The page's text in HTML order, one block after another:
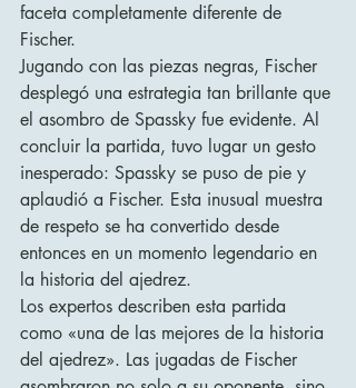
faceta completamente diferente de
Fischer.
Jugando con las piezas negras, Fischer
desplegó una estrategia tan brillante que
el asombro de Spassky fue evidente. Al
concluir la partida, tuvo lugar un gesto
inesperado: Spassky se puso de pie y
aplaudió a Fischer. Esta inusual muestra
de respeto se ha convertido desde
entonces en un momento legendario en
la historia del ajedrez.
Los expertos describen esta partida
como «una de las mejores de la historia
del ajedrez». Las jugadas de Fischer